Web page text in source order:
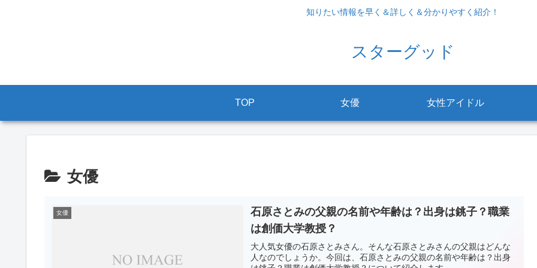
知りたい情報を早く＆詳しく＆分かりやすく紹介！
スターグッド
TOP 女優 女性アイドル
女優
女優
石原さとみの父親の名前や年齢は？出身は銚子？職業
は創価大学教授？
大人気女優の石原さとみさん。そんな石原さとみさんの父親はどんな
人なのでしょうか。今回は、石原さとみの父親の名前や年齢は？出身